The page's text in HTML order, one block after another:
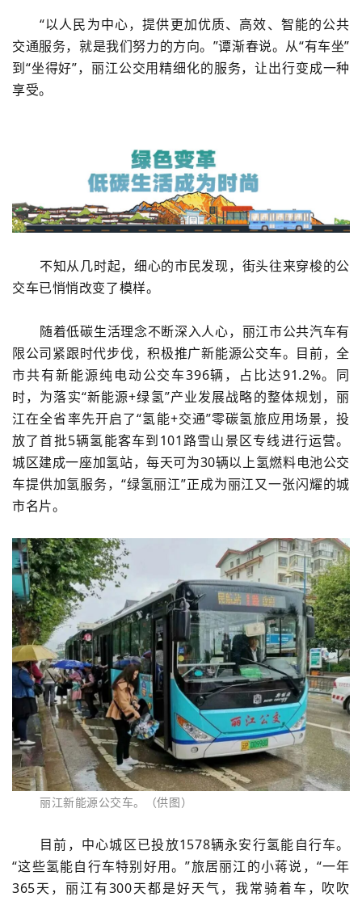
“以人民为中心，提供更加优质、高效、智能的公共
交通服务，就是我们努力的方向。”谭渐春说。从“有车坐”
到“坐得好”，丽江公交用精细化的服务，让出行变成一种
享受。
不知从几时起，细心的市民发现，街头往来穿梭的公
交车已悄悄改变了模样。
随着低碳生活理念不断深入人心， 丽江市公共汽车有
限公司紧跟时代步伐，积极推广新能源公交车。目前，全
市共有新能源纯电动公交车396辆，占比达91.2%。 同
时，为落实“新能源+绿氢”产业发展战略的整体规划，丽
江在全省率先开启了“氢能+交通”零碳氢旅应用场景，投
放了首批5辆氢能客车到101路雪山景区专线进行运营。
城区建成一座加氢站，每天可为30辆以上氢燃料电池公交
车提供加氢服务，“绿氢丽江”正成为丽江又一张闪耀的城
市名片。
丽江新能源公交车。（供图）
目前，中心城区已投放1578辆永安行氢能自行车。
“这些氢能自行车特别好用。”旅居丽江的小蒋说，“一年
365天，丽江有300天都是好天气，我常骑着车，吹吹